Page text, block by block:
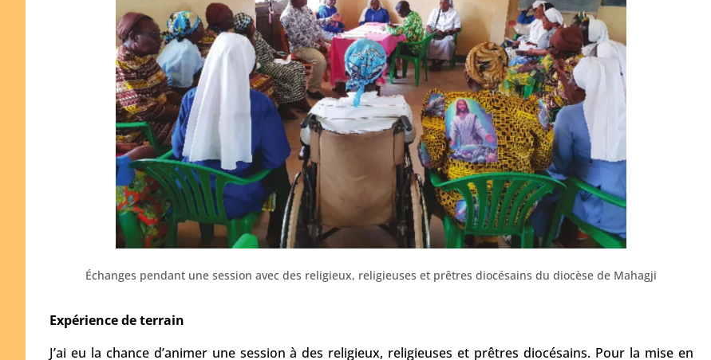
Échanges pendant une session avec des religieux, religieuses et prêtres diocésains du diocèse de Mahagji
Expérience de terrain
J’ai eu la chance d’animer une session à des religieux, religieuses et prêtres diocésains. Pour la mise en